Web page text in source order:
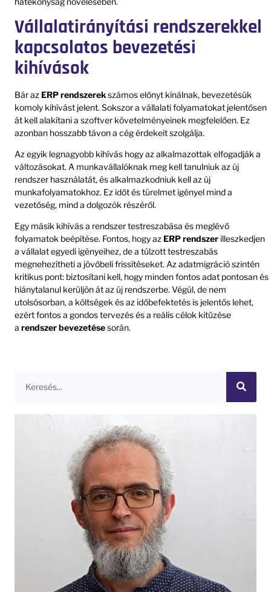
Vállalatirányítási rendszerekkel
kapcsolatos bevezetési
kihívások
Bár az ERP rendszerekszámos előnyt kínálnak, bevezetésük
komoly kihívást jelent. Sokszor a vállalati folyamatokat jelentősen
át kell alakítani a szoftver követelményeinek megfelelően. Ez
azonban hosszabb távon a cég érdekeit szolgálja.
Az egyik legnagyobb kihívás hogy az alkalmazottak elfogadják a
változásokat. A munkavállalóknak meg kell tanulniuk az új
rendszer használatát, és alkalmazkodniuk kell az új
munkafolyamatokhoz. Ez időt és türelmet igényel mind a
vezetőség, mind a dolgozók részéről.
Egy másik kihívás a rendszer testreszabása és meglévő
folyamatok beépítése. Fontos, hogy az ERP rendszer illeszkedjen
a vállalat egyedi igényeihez, de a túlzott testreszabás
megnehezítheti a jövőbeli frissítéseket. Az adatmigráció szintén
kritikus pont: biztosítani kell, hogy minden fontos adat pontosan és
hiánytalanul kerüljön át az új rendszerbe. Végül, de nem
utolsósorban, a költségek és az időbefektetés is jelentős lehet,
ezért fontos a gondos tervezés és a reális célok kitűzése
a rendszer bevezetésesorán.